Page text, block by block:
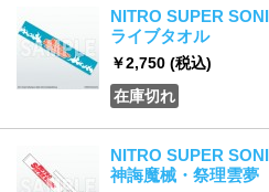
NITRO SUPER
ライブタオル
￥2,750 (税込)
在庫切れ
NITRO SUPER
神誨魔械・祭理雲夢